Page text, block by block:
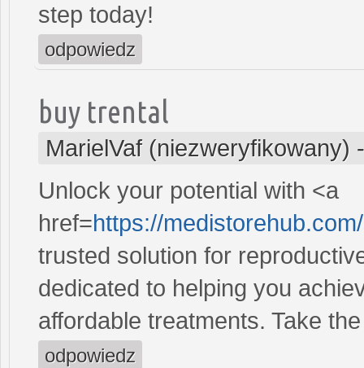
step today!
odpowiedz
buy trental
MarielVaf (niezweryfikowany)
Unlock your potential with <a
href=https://
trusted solution for
dedicated to helping you
affordable treatments. Take
odpowiedz